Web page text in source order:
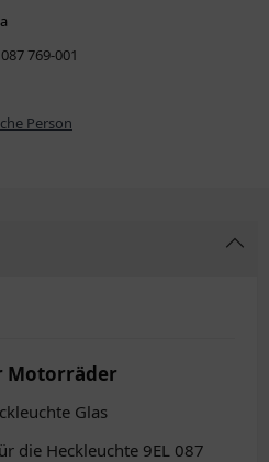
769-001
Person
Motorräder
Glas
die Heckleuchte 9EL 087